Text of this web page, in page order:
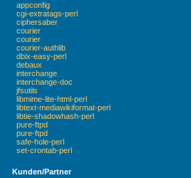
appconfig
cgi-extratags-perl
ciphersaber
courier
courier
courier-authlib
dbix-easy-perl
debaux
interchange
interchange-doc
jfsutils
libmime-lite-html-perl
libtext-mediawikiformat-perl
libtie-shadowhash-perl
pure-ftpd
pure-ftpd
safe-hole-perl
set-crontab-perl
Kunden/Partner